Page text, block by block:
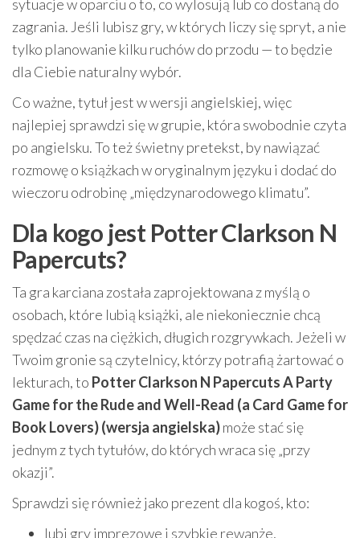
sytuacje w oparciu o to, co wylosują lub co dostaną do
zagrania. Jeśli lubisz gry, w których liczy się spryt, a nie
tylko planowanie kilku ruchów do przodu — to będzie
dla Ciebie naturalny wybór.
Co ważne, tytuł jest w wersji angielskiej, więc
najlepiej sprawdzi się w grupie, która swobodnie czyta
po angielsku. To też świetny pretekst, by nawiązać
rozmowę o książkach w oryginalnym języku i dodać do
wieczoru odrobinę „międzynarodowego klimatu”.
Dla kogo jest Potter Clarkson N
Papercuts?
Ta gra karciana została zaprojektowana z myślą o
osobach, które lubią książki, ale niekoniecznie chcą
spędzać czas na ciężkich, długich rozgrywkach. Jeżeli w
Twoim gronie są czytelnicy, którzy potrafią żartować o
lekturach, to Potter Clarkson N Papercuts A Party
Game for the Rude and Well-Read (a Card Game for
Book Lovers) (wersja angielska)może stać się
jednym z tych tytułów, do których wraca się „przy
okazji”.
Sprawdzi się również jako prezent dla kogoś, kto:
lubi gry imprezowe i szybkie rewanże,